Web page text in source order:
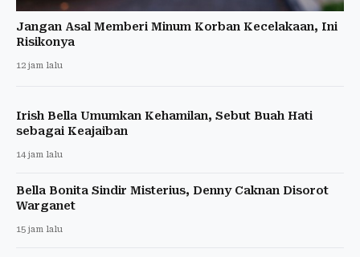
Jangan Asal Memberi Minum Korban Kecelakaan, Ini
Risikonya
12 jam lalu
Irish Bella Umumkan Kehamilan, Sebut Buah Hati
sebagai Keajaiban
14 jam lalu
Bella Bonita Sindir Misterius, Denny Caknan Disorot
Warganet
15 jam lalu